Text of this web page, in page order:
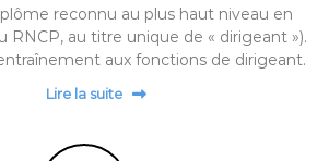
reconnu au plus haut niveau en
RNCP, au titre unique de « dirigeant »).
aux fonctions de dirigeant.
Lire la suite